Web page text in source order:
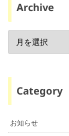
Archive
Category
お知らせ